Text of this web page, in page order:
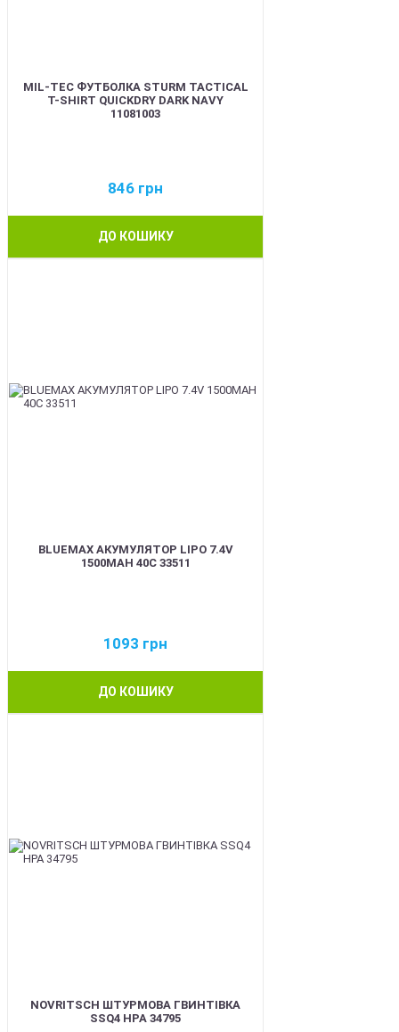
MIL-TEC ФУТБОЛКА STURM TACTICAL
T-SHIRT QUICKDRY DARK NAVY
11081003
846 грн
ДО КОШИКУ
BLUEMAX АКУМУЛЯТОР LIPO 7.4V
1500MAH 40C 33511
1093 грн
ДО КОШИКУ
NOVRITSCH ШТУРМОВА ГВИНТІВКА
SSQ4 HPA 34795